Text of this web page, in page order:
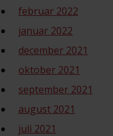
februar 2022
januar 2022
december 2021
oktober 2021
september 2021
august 2021
juli 2021